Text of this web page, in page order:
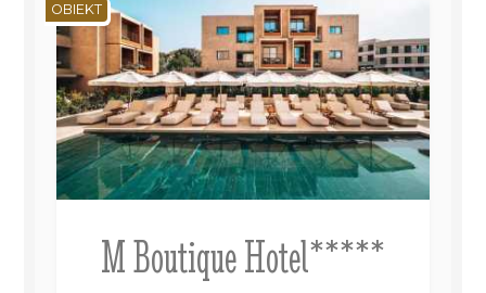
M Boutique Hotel*****
OBIEKT